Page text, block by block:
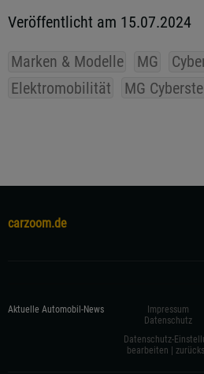
Veröffentlicht am 15.07.2024
Marken & Modelle MG
Elektromobilität
MG
carzoom.de
Aktuelle Automobil-News
Impressum
Datenschutz
Datenschutz-
bearbeiten |